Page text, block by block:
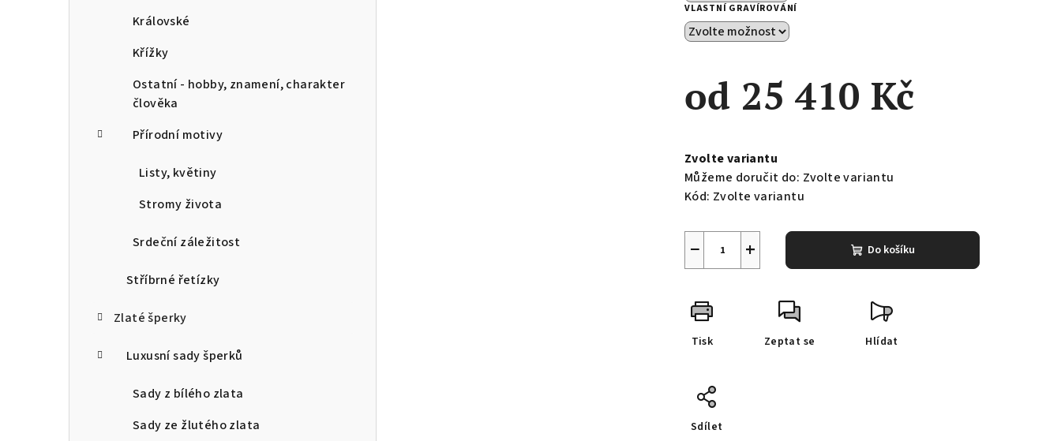
Královské
Křížky
Ostatní - hobby, znamení, charakter
člověka
Přírodní motivy
Listy, květiny
Stromy života
Srdeční záležitost
Stříbrné řetízky
Zlaté šperky
Luxusní sady šperků
Sady z bílého zlata
Sady ze žlutého zlata
VLASTNÍ GRAVÍROVÁNÍ
od 25 410 Kč
cena:
Zvolte variantu
Můžeme doručit do: Zvolte variantu
Kód: Zvolte variantu
+
− Do košíku
Tisk Zeptat se Hlídat
Sdílet